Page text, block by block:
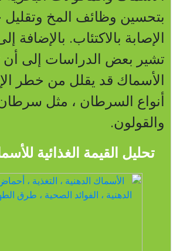
بتحسين وظائف المخ
الإصابة بالاكتئاب. بالإضافة
تشير بعض الدراسات إلى أن
الأسماك قد يقلل من خطر
أنواع السرطان ، مثل
والقولون.
تحليل القيمة الغذائية